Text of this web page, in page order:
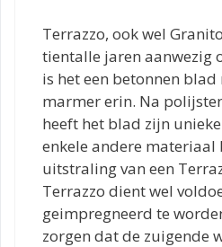
Terrazzo, ook wel
tientalle jaren aanwezig
is het een betonnen blad
marmer erin. Na
heeft het blad zijn
enkele andere materiaal
uitstraling van een
Terrazzo dient wel
geimpregneerd te
zorgen dat de zuigende